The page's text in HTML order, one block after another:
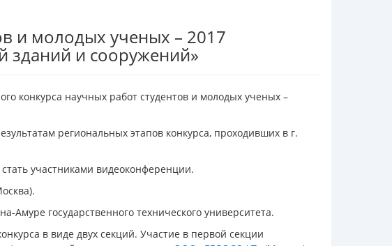
и молодых ученых – 2017
зданий и сооружений»
конкурса научных работ студентов и молодых ученых –
региональных этапов конкурса, проходивших в г.
участниками видеоконференции.
государственного технического университета.
в виде двух секций. Участие в первой секции